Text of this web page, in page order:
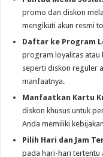
promo dan diskon
mengikuti akun resmi
Daftar ke Program
program loyalitas atau
seperti diskon reguler
manfaatnya.
Manfaatkan Kartu
diskon khusus untuk
Anda memiliki
Pilih Hari dan Jam
pada hari-hari tertentu